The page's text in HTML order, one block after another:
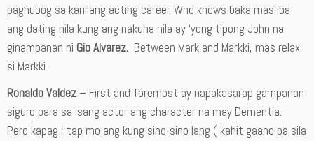
paghubog sa kanilang acting career. Who knows baka mas iba
ang dating nila kung ang nakuha nila ay ‘yong tipong John na
ginampanan ni Gio Alvarez. Between Mark and Markki, mas relax
si Markki.
Ronaldo Valdez – First and foremost ay napakasarap gampanan
siguro para sa isang actor ang character na may Dementia.
Pero kapag i-tap mo ang kung sino-sino lang ( kahit gaano pa sila